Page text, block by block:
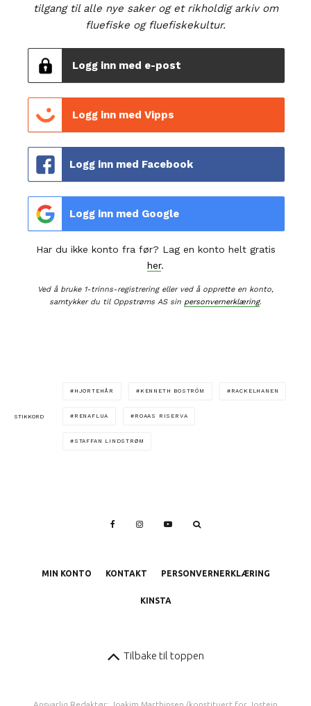
tilgang til alle nye saker og et rikholdig arkiv om
fluefiske og fluefiskekultur.
Logg inn med e-post
Logg inn med Vipps
Logg inn med Facebook
Logg inn med Google
Har du ikke konto fra før? Lag en konto helt gratis
her.
Ved å bruke 1-trinns-registrering eller ved å opprette en konto,
samtykker du til Oppstrøms AS sin personvernerklæring.
STIKKORD
HJORTEHÅR KENNETH BOSTRÖM RACKELHANEN
RENAFLUA ROAAS RISERVA
STAFFAN LINDSTRØM
MIN KONTO KONTAKT PERSONVERNERKLÆRING
KINSTA
Tilbake til toppen